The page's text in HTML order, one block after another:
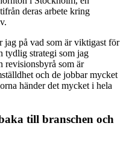
deras arbete kring
jag på vad som är viktigast för
tydlig strategi som jag
revisionsbyrå som är
och de jobbar mycket
händer det mycket i hela
till branschen och